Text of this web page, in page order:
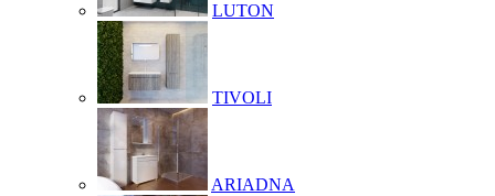
LUTON
TIVOLI
ARIADNA